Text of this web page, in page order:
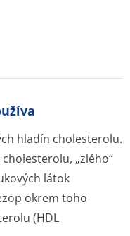
hladín cholesterolu.
„zlého“
látok
okrem toho
(HDL